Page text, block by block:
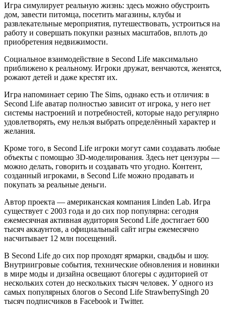
Игра симулирует реальную жизнь: здесь можно обустроить
дом, завести питомца, посетить магазины, клубы и
развлекательные мероприятия, путешествовать, устроиться на
работу и совершать покупки разных масштабов, вплоть до
приобретения недвижимости.
Социальное взаимодействие в Second Life максимально
приближено к реальному. Игроки дружат, венчаются, женятся,
рожают детей и даже крестят их.
Игра напоминает серию The Sims, однако есть и отличия: в
Second Life аватар полностью зависит от игрока, у него нет
системы настроений и потребностей, которые надо регулярно
удовлетворять, ему нельзя выбрать определённый характер и
желания.
Кроме того, в Second Life игроки могут сами создавать любые
объекты с помощью 3D-моделирования. Здесь нет цензуры —
можно делать, говорить и создавать что угодно. Контент,
созданный игроками, в Second Life можно продавать и
покупать за реальные деньги.
Автор проекта — американская компания Linden Lab. Игра
существует с 2003 года и до сих пор популярна: сегодня
ежемесячная активная аудитория Second Life достигает 600
тысяч аккаунтов, а официальный сайт игры ежемесячно
насчитывает 12 млн посещений.
В Second Life до сих пор проходят ярмарки, свадьбы и шоу.
Внутриигровые события, технические обновления и новинки
в мире моды и дизайна освещают блогеры с аудиторией от
нескольких сотен до нескольких тысяч человек. У одного из
самых популярных блогов о Second Life StrawberrySingh 20
тысяч подписчиков в Facebook и Twitter.